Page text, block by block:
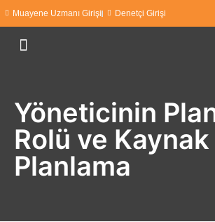
Muayene Uzmanı Girişi Denetçi Girişi
Yöneticinin
Rolü ve Kaynak
Planlama